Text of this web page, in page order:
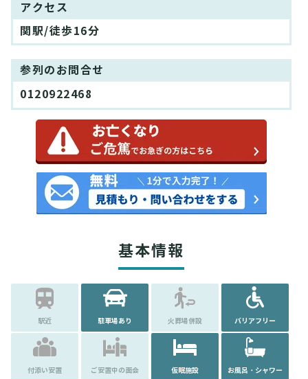
アクセス
関駅/徒歩16分
参列のお問合せ
0120922468
基本情報
駅近 駐車場あり 火葬場併設 バリアフリー
付添い安置 ご安置中の面会 仮眠施設 お風呂・シャワー